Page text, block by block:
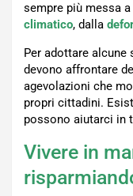
sempre più messa
climatico, dalla
Per adottare alcune
devono affrontare
agevolazioni che
propri cittadini.
possono aiutarci in
Vivere in